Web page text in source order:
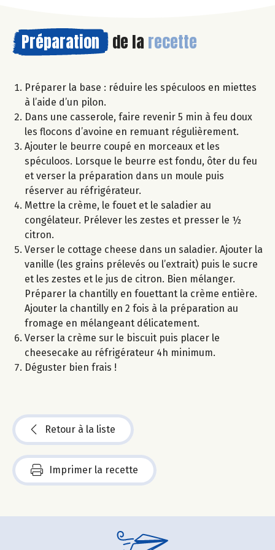
Préparation de la recette
Préparer la base : réduire les spéculoos en miettes
à l’aide d’un pilon.
Dans une casserole, faire revenir 5 min à feu doux
les flocons d’avoine en remuant régulièrement.
Ajouter le beurre coupé en morceaux et les
spéculoos. Lorsque le beurre est fondu, ôter du feu
et verser la préparation dans un moule puis
réserver au réfrigérateur.
Mettre la crème, le fouet et le saladier au
congélateur. Prélever les zestes et presser le ½
citron.
Verser le cottage cheese dans un saladier. Ajouter la
vanille (les grains prélevés ou l’extrait) puis le sucre
et les zestes et le jus de citron. Bien mélanger.
Préparer la chantilly en fouettant la crème entière.
Ajouter la chantilly en 2 fois à la préparation au
fromage en mélangeant délicatement.
Verser la crème sur le biscuit puis placer le
cheesecake au réfrigérateur 4h minimum.
Déguster bien frais !
Retour à la liste
Imprimer la recette